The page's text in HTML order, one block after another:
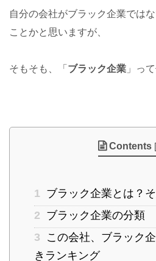
自分の会社がブラック企業では
ことかと思いますが、
そもそも、「 ブラック企業 」っ
Contents [
1 ブラック企業とは？
2 ブラック企業の分類
3
この会社、ブラック
きランキング